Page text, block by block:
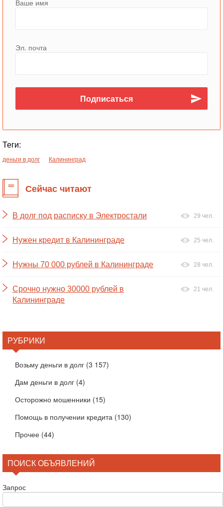
Ваше имя
Эл. почта
Теги:
деньги в долг Калининград
Сейчас читают
В долг под расписку в Электростали 29 чел.
Нужен кредит в Калининграде 25 чел.
Нужны 70 000 рублей в Калининграде 28 чел.
Срочно нужно 30000 рублей в
Калининграде
21 чел.
РУБРИКИ
Возьму деньги в долг (3 157)
Дам деньги в долг (4)
Осторожно мошенники (15)
Помощь в получении кредита (130)
Прочее (44)
ПОИСК ОБЪЯВЛЕНИЙ
Запрос